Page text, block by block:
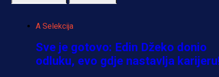
A Selekcija
Sve je gotovo: Edin Džeko donio
odluku, evo gdje nastavlja